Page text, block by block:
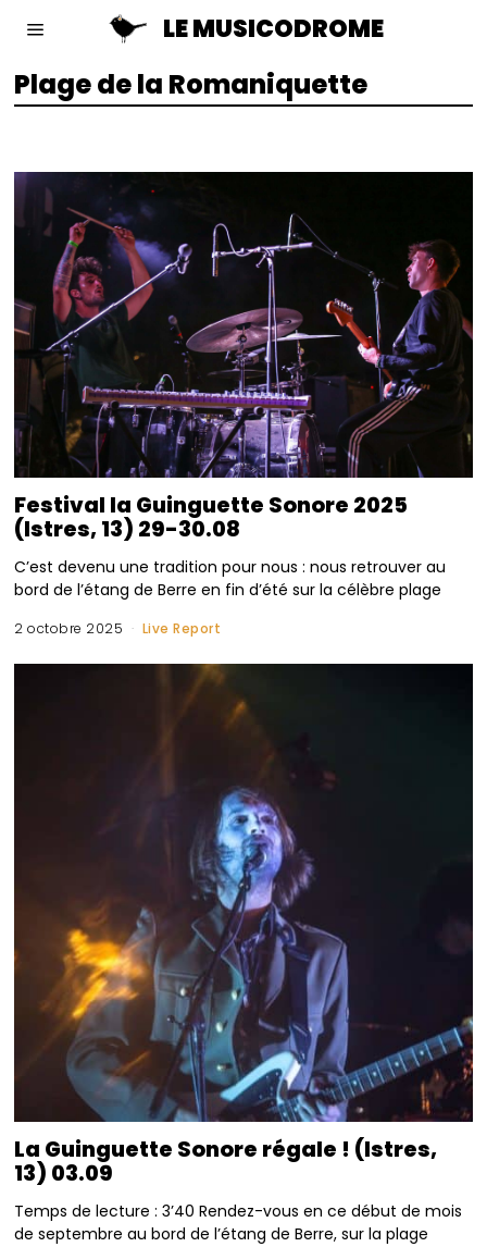
LE MUSICODROME
Plage de la Romaniquette
Festival la Guinguette Sonore 2025
(Istres, 13) 29-30.08
C’est devenu une tradition pour nous : nous retrouver au
bord de l’étang de Berre en fin d’été sur la célèbre plage
2 octobre 2025 Live Report
La Guinguette Sonore régale ! (Istres,
13) 03.09
Temps de lecture : 3’40 Rendez-vous en ce début de mois
de septembre au bord de l’étang de Berre, sur la plage